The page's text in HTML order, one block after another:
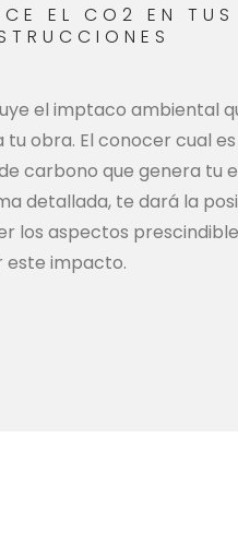
EL CO2 EN TUS
el imptaco ambiental
tu obra. El conocer cual
carbono que genera tu
detallada, te dará la
los aspectos
este impacto.